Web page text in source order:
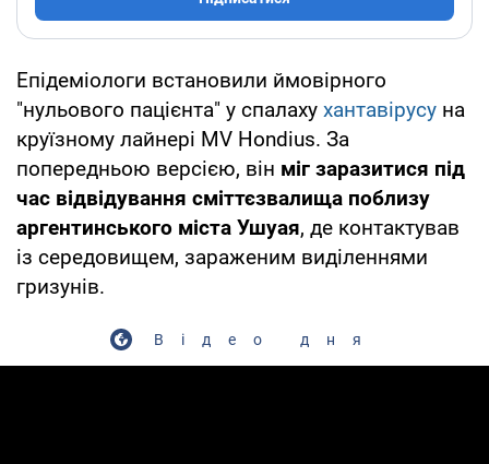
Епідеміологи встановили ймовірного
"нульового пацієнта" у спалаху хантавірусу на
круїзному лайнері MV Hondius. За
попередньою версією, він міг заразитися під
час відвідування сміттєзвалища поблизу
аргентинського міста Ушуая, де контактував
із середовищем, зараженим виділеннями
гризунів.
Відео дня